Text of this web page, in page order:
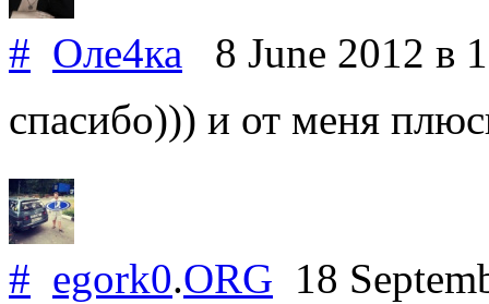
# Оле4ка 8 June 2012 в
спасибо))) и от меня
# egork0.ORG 18